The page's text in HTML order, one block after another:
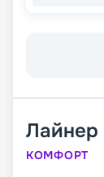
Лайнер
КОМФОРТ